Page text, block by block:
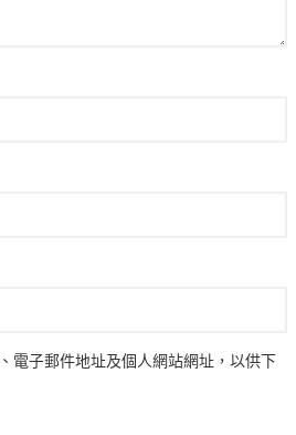
電子郵件地址及個人網站網址，以供下